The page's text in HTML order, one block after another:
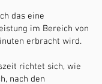
das eine
im Bereich von
erbracht wird.
richtet sich, wie
nach den